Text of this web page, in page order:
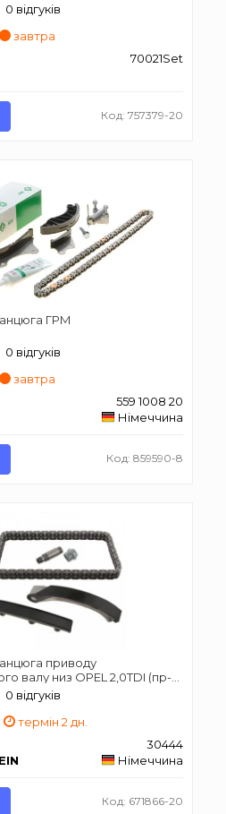
0 відгуків
завтра
70021Set
Код: 757379-20
ГРМ
0 відгуків
завтра
559 1008 20
Німеччина
Код: 859590-8
приводу
валу низ OPEL 2,0TDI (пр-
0 відгуків
термін 2 дн.
30444
Німеччина
Код: 671866-20